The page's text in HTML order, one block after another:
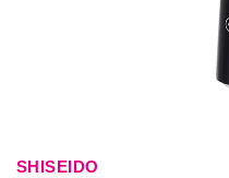
SHISEIDO